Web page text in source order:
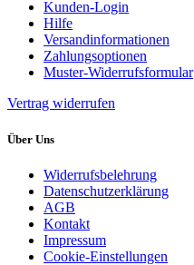
Kunden-Login
Hilfe
Versandinformationen
Zahlungsoptionen
Muster-Widerrufsformular
Vertrag widerrufen
Über Uns
Widerrufsbelehrung
Datenschutzerklärung
AGB
Kontakt
Impressum
Cookie-Einstellungen